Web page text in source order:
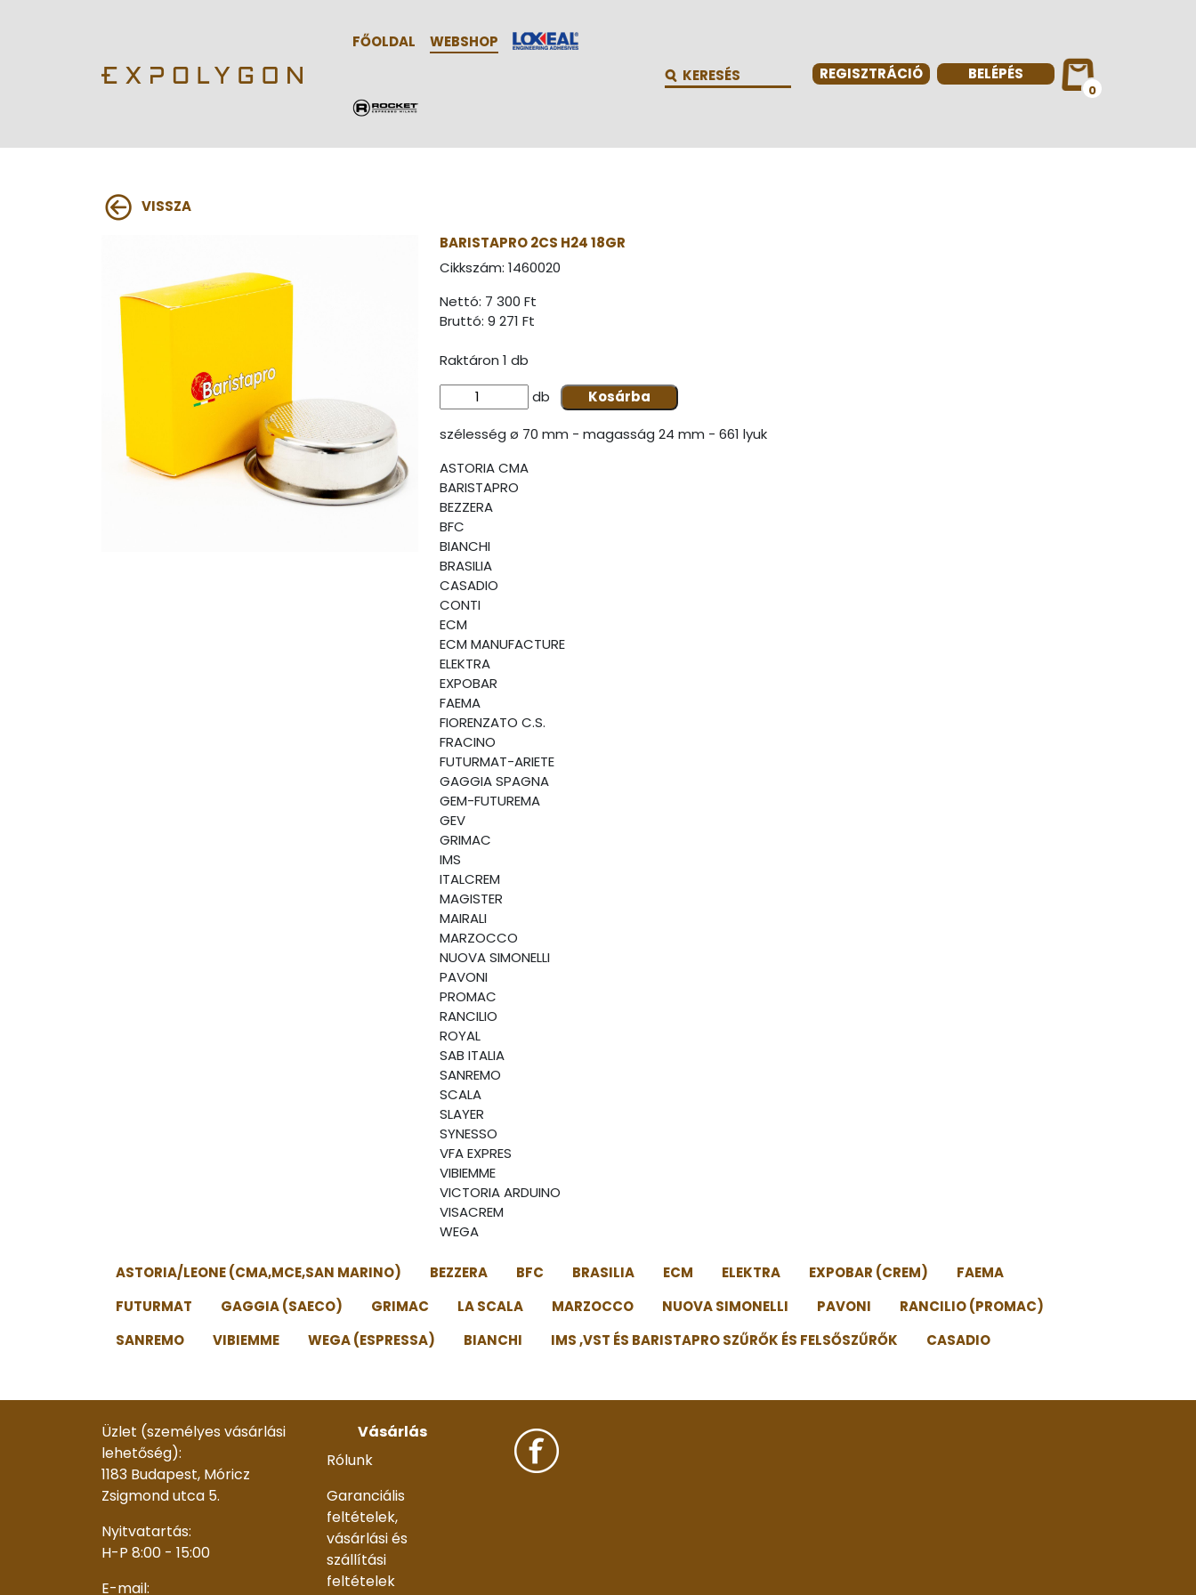
FŐOLDAL
WEBSHOP
REGISZTRÁCIÓ
BELÉPÉS
0
VISSZA
BARISTAPRO 2CS H24 18GR
Cikkszám: 1460020
Nettó: 7 300 Ft
Bruttó: 9 271 Ft
Raktáron 1 db
db
Kosárba
szélesség ø 70 mm - magasság 24 mm - 661 lyuk
ASTORIA CMA
BARISTAPRO
BEZZERA
BFC
BIANCHI
BRASILIA
CASADIO
CONTI
ECM
ECM MANUFACTURE
ELEKTRA
EXPOBAR
FAEMA
FIORENZATO C.S.
FRACINO
FUTURMAT-ARIETE
GAGGIA SPAGNA
GEM-FUTUREMA
GEV
GRIMAC
IMS
ITALCREM
MAGISTER
MAIRALI
MARZOCCO
NUOVA SIMONELLI
PAVONI
PROMAC
RANCILIO
ROYAL
SAB ITALIA
SANREMO
SCALA
SLAYER
SYNESSO
VFA EXPRES
VIBIEMME
VICTORIA ARDUINO
VISACREM
WEGA
ASTORIA/LEONE (CMA,MCE,SAN MARINO) BEZZERA BFC BRASILIA ECM ELEKTRA EXPOBAR (CREM)
FAEMA
FUTURMAT
GAGGIA (SAECO) GRIMAC LA SCALA MARZOCCO NUOVA SIMONELLI PAVONI
RANCILIO (PROMAC)
SANREMO
VIBIEMME WEGA (ESPRESSA) BIANCHI IMS ,VST ÉS BARISTAPRO SZŰRŐK ÉS FELSŐSZŰRŐK CASADIO
Üzlet (személyes vásárlási
lehetőség):
1183 Budapest, Móricz
Zsigmond utca 5.
Nyitvatartás:
H-P 8:00 - 15:00
E-mail:
Vásárlás
Rólunk
Garanciális
feltételek,
vásárlási és
szállítási
feltételek